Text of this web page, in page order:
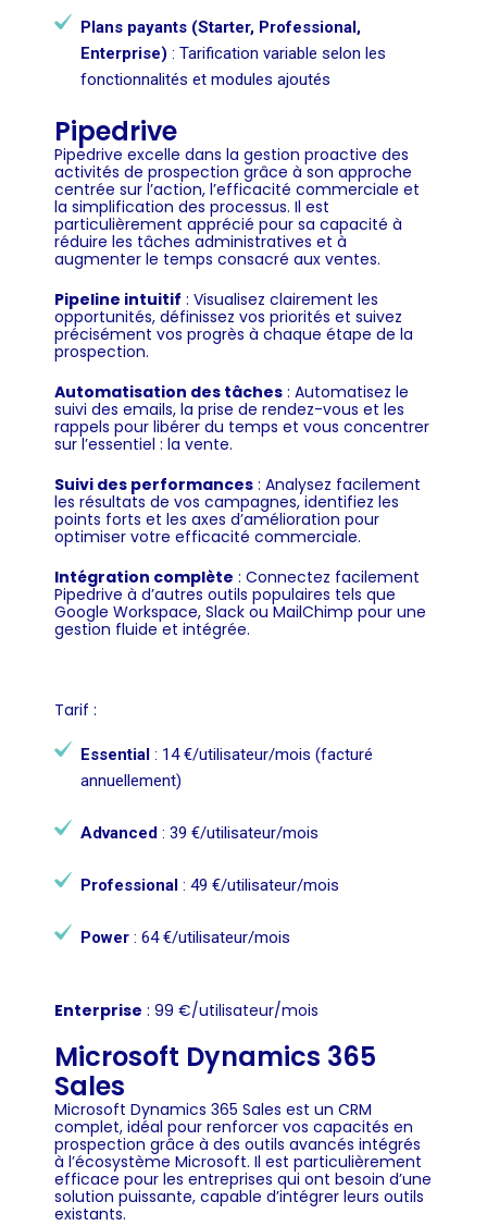
Plans payants (Starter, Professional,
Enterprise) : Tarification variable selon les
fonctionnalités et modules ajoutés
Pipedrive
Pipedrive excelle dans la gestion proactive des
activités de prospection grâce à son approche
centrée sur l’action, l’efficacité commerciale et
la simplification des processus. Il est
particulièrement apprécié pour sa capacité à
réduire les tâches administratives et à
augmenter le temps consacré aux ventes.
Pipeline intuitif : Visualisez clairement les
opportunités, définissez vos priorités et suivez
précisément vos progrès à chaque étape de la
prospection.
Automatisation des tâches : Automatisez le
suivi des emails, la prise de rendez-vous et les
rappels pour libérer du temps et vous concentrer
sur l’essentiel : la vente.
Suivi des performances : Analysez facilement
les résultats de vos campagnes, identifiez les
points forts et les axes d’amélioration pour
optimiser votre efficacité commerciale.
Intégration complète : Connectez facilement
Pipedrive à d’autres outils populaires tels que
Google Workspace, Slack ou MailChimp pour une
gestion fluide et intégrée.
Tarif :
Essential : 14 €/utilisateur/mois (facturé
annuellement)
Advanced : 39 €/utilisateur/mois
Professional : 49 €/utilisateur/mois
Power : 64 €/utilisateur/mois
Enterprise : 99 €/utilisateur/mois ​
Microsoft Dynamics 365
Sales
Microsoft Dynamics 365 Sales est un CRM
complet, idéal pour renforcer vos capacités en
prospection grâce à des outils avancés intégrés
à l’écosystème Microsoft. Il est particulièrement
efficace pour les entreprises qui ont besoin d’une
solution puissante, capable d’intégrer leurs outils
existants.